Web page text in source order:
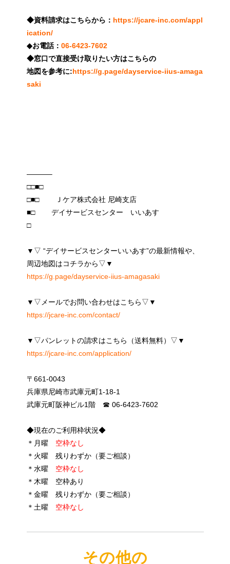
◆資料請求はこちらから： https://jcare-inc.com/appl
ication/
◆お電話： 06-6423-7602
◆窓口で直接受け取りたい方はこちらの
地図を参考に:https://g.page/dayservice-iius-amaga
saki
———–
□□■□
□■□ Ｊケア株式会社 尼崎支店
■□ デイサービスセンター いいあす
□
▼▽ “デイサービスセンターいいあす”の最新情報や、
周辺地図はコチラから▽▼
https://g.page/dayservice-iius-amagasaki
▼▽メールでお問い合わせはこちら▽▼
https://jcare-inc.com/contact/
▼▽パンレットの請求はこちら（送料無料）▽▼
https://jcare-inc.com/application/
〒661-0043
兵庫県尼崎市武庫元町1-18-1
武庫元町阪神ビル1階 ☎︎ 06-6423-7602
◆現在のご利用枠状況◆
＊月曜 空枠なし
＊火曜 残りわずか（要ご相談）
＊水曜 空枠なし
＊木曜 空枠あり
＊金曜 残りわずか（要ご相談）
＊土曜 空枠なし
その他の